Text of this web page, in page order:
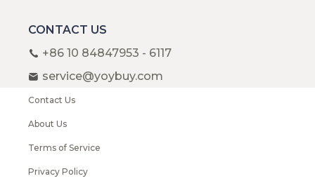
CONTACT US
+86 10 84847953 - 6117
service@yoybuy.com
Contact Us
About Us
Terms of Service
Privacy Policy